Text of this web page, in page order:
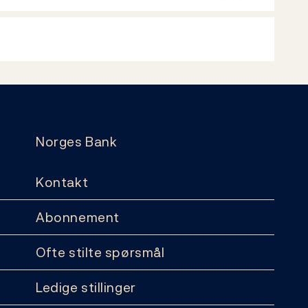
Norges Bank
Kontakt
Abonnement
Ofte stilte spørsmål
Ledige stillinger